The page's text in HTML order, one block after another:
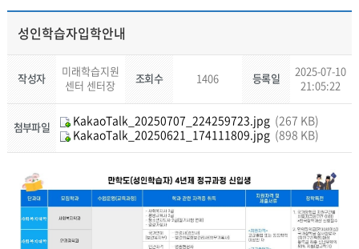
성인학습자입학안내
작성자
미래학습지원
센터 센터장
조회수 1406 등록일
2025-07-10
21:05:22
첨부파일 KakaoTalk_20250707_224259723.jpg(267 KB)
KakaoTalk_20250621_174111809.jpg(898 KB)